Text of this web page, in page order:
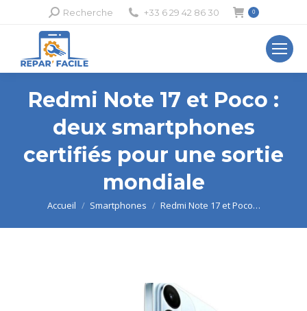
Recherche
Recherche +33 6 29 42 86 30 0
Redmi Note 17 et Poco :
deux smartphones
certifiés pour une sortie
mondiale
Vous êtes ici :
Accueil Smartphones Redmi Note 17 et Poco…